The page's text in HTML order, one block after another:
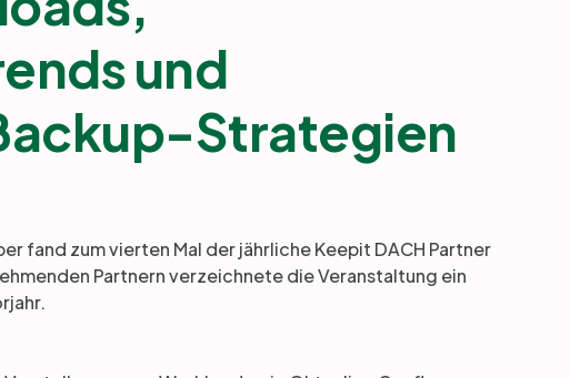
und
Strategien
fand zum vierten Mal der jährliche Keepit DACH Partner
Partnern verzeichnete die Veranstaltung ein